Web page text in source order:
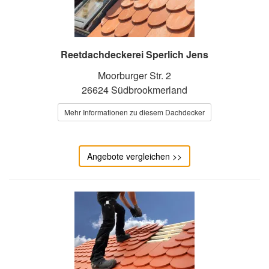
Reetdachdeckerei Sperlich Jens
Moorburger Str. 2
26624 Südbrookmerland
Mehr Informationen zu diesem Dachdecker
Angebote vergleichen >>